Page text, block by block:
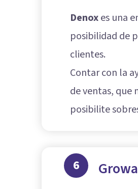
Denoxes una
posibilidad de
clientes.
Contar con la
de ventas, que
posibilite
6